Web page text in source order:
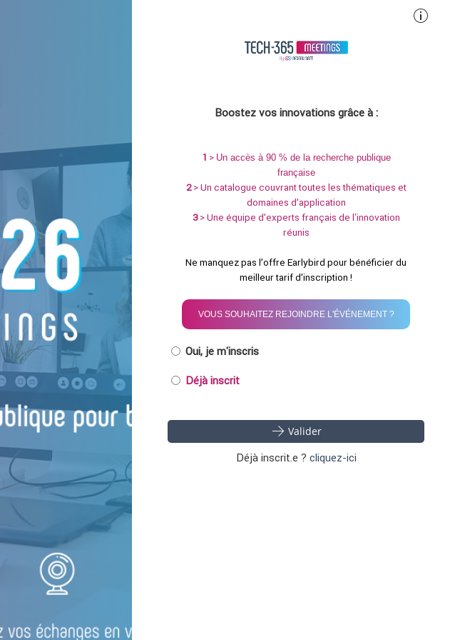
Boostez vos innovations grâce à :
1 > Un accès à 90 % de la recherche publique
française
2> Un catalogue couvrant toutes les thématiques et
domaines d’application
3> Une équipe d’experts français de l'innovation
réunis
Ne manquez pas l’offre Earlybird pour bénéficier du
meilleur tarif d’inscription !
VOUS SOUHAITEZ REJOINDRE L'ÉVÉNEMENT ?
Oui, je m'inscris
Déjà inscrit
Valider
Déjà inscrit.e ? cliquez-ici